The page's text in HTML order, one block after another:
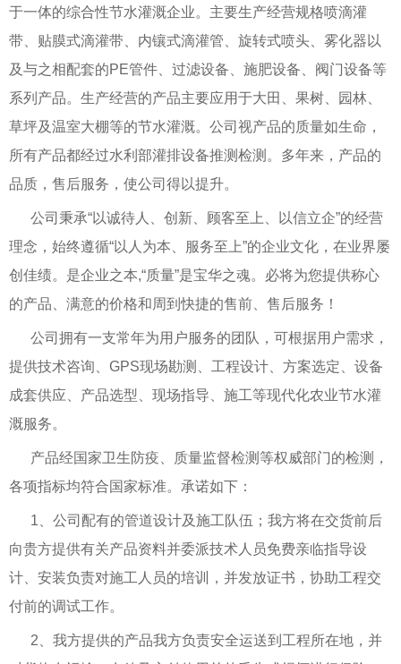
于一体的综合性节水灌溉企业。主要生产经营规格喷滴灌
带、贴膜式滴灌带、内镶式滴灌管、旋转式喷头、雾化器以
及与之相配套的PE管件、过滤设备、施肥设备、阀门设备等
系列产品。生产经营的产品主要应用于大田、果树、园林、
草坪及温室大棚等的节水灌溉。公司视产品的质量如生命，
所有产品都经过水利部灌排设备推测检测。多年来，产品的
品质，售后服务，使公司得以提升。
公司秉承“以诚待人、创新、顾客至上、以信立企”的经营
理念，始终遵循“以人为本、服务至上”的企业文化，在业界屡
创佳绩。是企业之本,“质量”是宝华之魂。必将为您提供称心
的产品、满意的价格和周到快捷的售前、售后服务！
公司拥有一支常年为用户服务的团队，可根据用户需求，
提供技术咨询、GPS现场勘测、工程设计、方案选定、设备
成套供应、产品选型、现场指导、施工等现代化农业节水灌
溉服务。
产品经国家卫生防疫、质量监督检测等权威部门的检测，
各项指标均符合国家标准。承诺如下：
1、公司配有的管道设计及施工队伍；我方将在交货前后
向贵方提供有关产品资料并委派技术人员免费亲临指导设
计、安装负责对施工人员的培训，并发放证书，协助工程交
付前的调试工作。
2、我方提供的产品我方负责安全运送到工程所在地，并